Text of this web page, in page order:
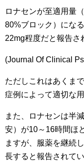
ロナセンが至適用量
80%ブロック）にな
22mg程度だと報告さ
(Journal Of Clinical
ただしこれはあくま
症例によって適切な
また、ロナセンは半
安）が10～16時間ほ
ますが、服薬を継続
長すると報告されて